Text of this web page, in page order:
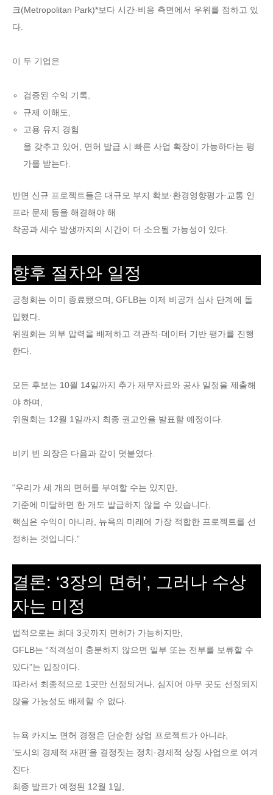
크(Metropolitan Park)*보다 시간·비용 측면에서 우위를 점하고 있
다.
이 두 기업은
검증된 수익 기록,
규제 이해도,
고용 유지 경험
을 갖추고 있어, 면허 발급 시 빠른 사업 확장이 가능하다는 평
가를 받는다.
반면 신규 프로젝트들은 대규모 부지 확보·환경영향평가·교통 인
프라 문제 등을 해결해야 해
착공과 세수 발생까지의 시간이 더 소요될 가능성이 있다.
향후 절차와 일정
공청회는 이미 종료됐으며, GFLB는 이제 비공개 심사 단계에 돌
입했다.
위원회는 외부 압력을 배제하고 객관적·데이터 기반 평가를 진행
한다.
모든 후보는 10월 14일까지 추가 재무자료와 공사 일정을 제출해
야 하며,
위원회는 12월 1일까지 최종 권고안을 발표할 예정이다.
비키 빈 의장은 다음과 같이 덧붙였다.
“우리가 세 개의 면허를 부여할 수는 있지만,
기준에 미달하면 한 개도 발급하지 않을 수 있습니다.
핵심은 수익이 아니라, 뉴욕의 미래에 가장 적합한 프로젝트를 선
정하는 것입니다.”
결론: ‘3장의 면허’, 그러나 수상
자는 미정
법적으로는 최대 3곳까지 면허가 가능하지만,
GFLB는 “적격성이 충분하지 않으면 일부 또는 전부를 보류할 수
있다”는 입장이다.
따라서 최종적으로 1곳만 선정되거나, 심지어 아무 곳도 선정되지
않을 가능성도 배제할 수 없다.
뉴욕 카지노 면허 경쟁은 단순한 상업 프로젝트가 아니라,
‘도시의 경제적 재편’을 결정짓는 정치·경제적 상징 사업으로 여겨
진다.
최종 발표가 예정된 12월 1일,